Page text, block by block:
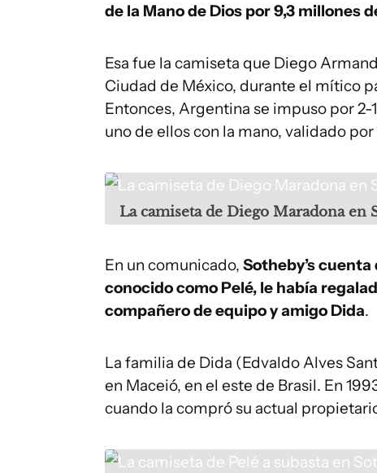
de la Mano de Dios por 9,3 millones
Esa fue la camiseta que Diego
Ciudad de México, durante el mítico
Entonces, Argentina se impuso por
uno de ellos con la mano, validado
La camiseta de Diego Maradona en
En un comunicado, Sotheby’s
conocido como Pelé, le había
compañero de equipo y amigo Dida.
La familia de Dida (Edvaldo Alves
en Maceió, en el este de Brasil. En
cuando la compró su actual